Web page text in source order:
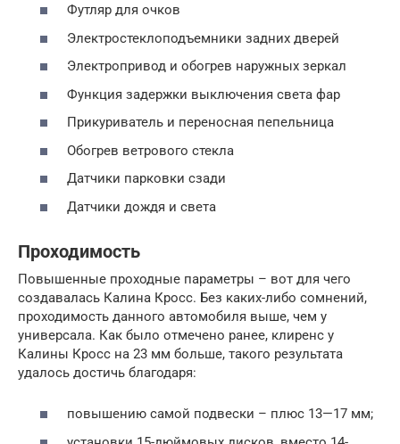
Футляр для очков
Электростеклоподъемники задних дверей
Электропривод и обогрев наружных зеркал
Функция задержки выключения света фар
Прикуриватель и переносная пепельница
Обогрев ветрового стекла
Датчики парковки сзади
Датчики дождя и света
Проходимость
Повышенные проходные параметры – вот для чего
создавалась Калина Кросс. Без каких-либо сомнений,
проходимость данного автомобиля выше, чем у
универсала. Как было отмечено ранее, клиренс у
Калины Кросс на 23 мм больше, такого результата
удалось достичь благодаря:
повышению самой подвески – плюс 13—17 мм;